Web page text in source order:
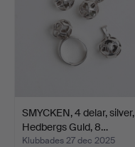
SMYCKEN, 4 delar, silver,
Hedbergs Guld, 8…
Klubbades 27 dec 2025